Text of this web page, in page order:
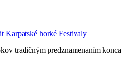
Karpatské horké Festivaly
tradičným predznamenaním konca